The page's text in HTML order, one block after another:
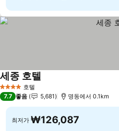
4 성급 호텔
세종 호텔
7.7 좋음 5,681 명동에서 0.1km
최저가 ₩126,087